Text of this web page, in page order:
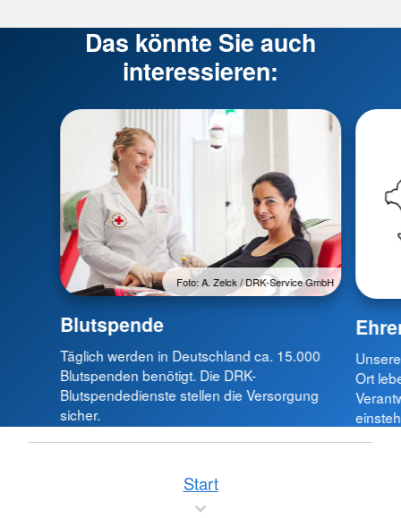
Das könnte Sie auch
interessieren:
Foto: A. Zelck / DRK-Service GmbH
Blutspende
Täglich werden in Deutschland ca. 15.000
Blutspenden benötigt. Die DRK-
Blutspendedienste stellen die Versorgung
sicher.
Ort
Start